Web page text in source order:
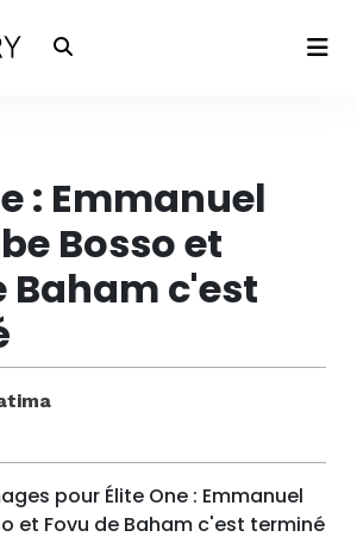
Connexion
: Emmanuel
Bosso et
Baham c'est